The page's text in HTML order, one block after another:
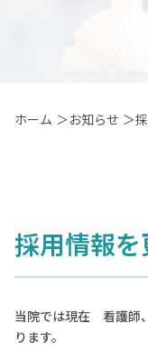
ホーム ＞お知らせ ＞
採用情報
当院では現在 看護師
ります。